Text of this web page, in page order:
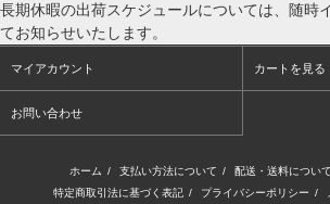
長期休暇の出荷スケジュールについては、随時
てお知らせいたします。
マイアカウント カートを見る
お問い合わせ
ホーム / 支払い方法について / 配送・送料について
特定商取引法に基づく表記 / プライバシーポリシー /